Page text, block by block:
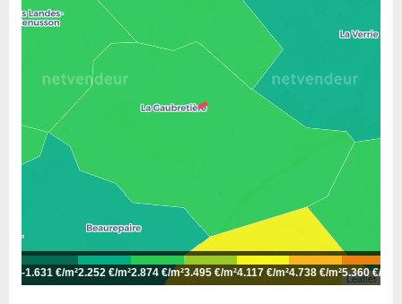
Leaflet
-1.631 €/m²2.252 €/m²2.874 €/m²3.495 €/m²4.117 €/m²4.738 €/m²5.360 €/m²